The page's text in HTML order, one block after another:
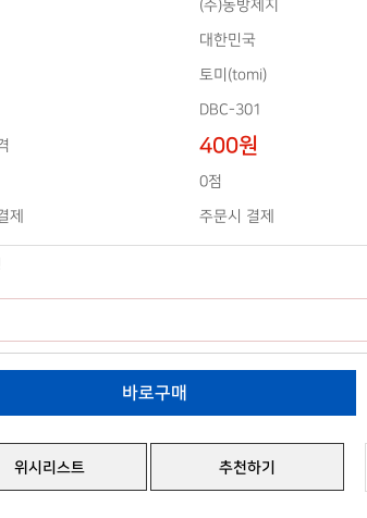
(주)동방제지
대한민국
토미(tomi)
DBC-301
400원
0점
제 주문시 결제
위시리스트 추천하기